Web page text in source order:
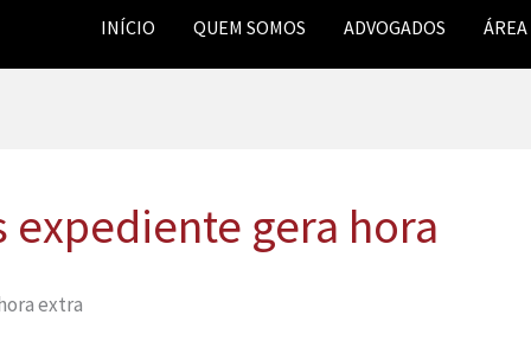
INÍCIO QUEM SOMOS ADVOGADOS
gera hora
extra